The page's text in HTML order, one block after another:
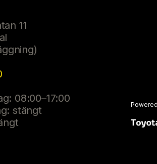
11
08:00–17:00
stängt